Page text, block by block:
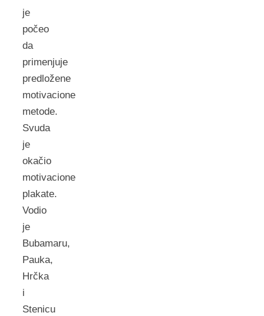
je
počeo
da
primenjuje
predložene
motivacione
metode.
Svuda
je
okačio
motivacione
plakate.
Vodio
je
Bubamaru,
Pauka,
Hrčka
i
Stenicu